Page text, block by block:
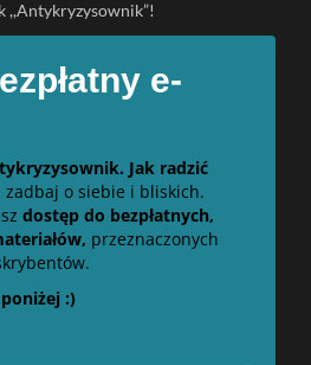
,,Antykryzysownik”!
e-
Jak radzić
zadbaj o siebie i bliskich.
dostęp do bezpłatnych,
przeznaczonych
:)